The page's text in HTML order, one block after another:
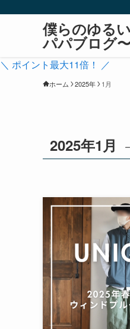
僕らのゆる
パパブログ
＼ ポイント最大11倍！ ／
ホーム 2025年 1月
2025年1月